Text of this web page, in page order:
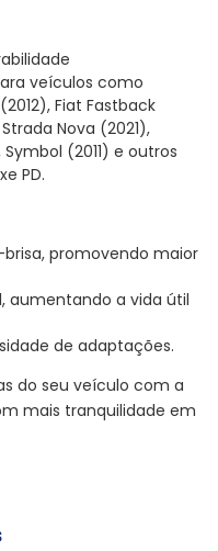
veículos como
Fiat Fastback
Nova (2021),
Symbol (2011) e outros
PD.
promovendo maior
aumentando a vida útil
de adaptações.
do seu veículo com a
mais tranquilidade em